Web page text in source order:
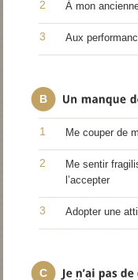
2 À mon
3 Aux
B
1 Me couper de
2
Me sentir
l’accepter
3 Adopter une
C